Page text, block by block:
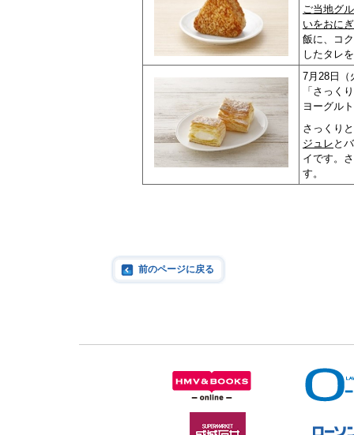
ご当地グ
いをおに
飯に、コ
したタレ
7月28日（
「さっく
ヨーグル
さっくり
ジュレ と
イです。
す。
前のページに戻る